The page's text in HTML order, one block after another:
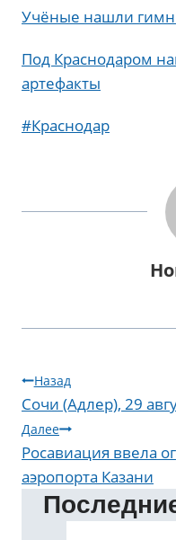
Учёные нашли
Под Краснодаром
артефакты
Метки
#Краснодар
Навигация
по
записям
Назад
Сочи (Адлер), 29
Далее
Росавиация ввела
аэропорта Казани